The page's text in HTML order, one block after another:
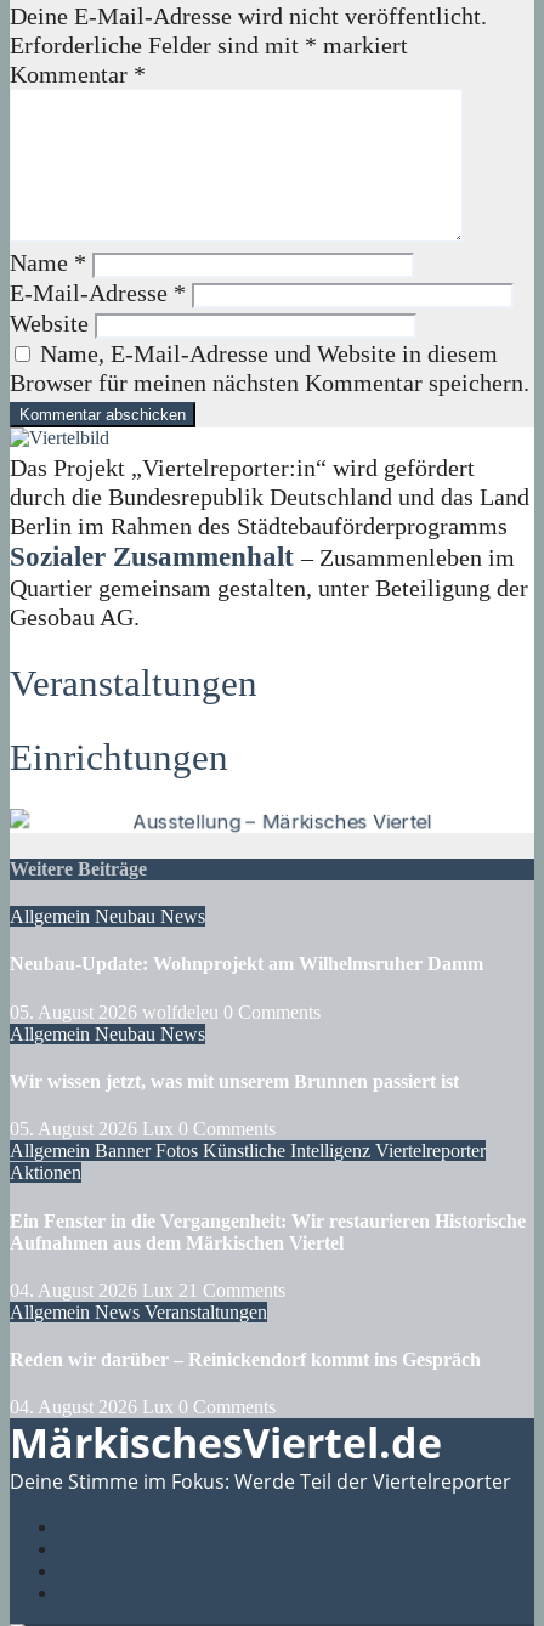
Deine E-Mail-Adresse wird nicht veröffentlicht.
Erforderliche Felder sind mit * markiert
Kommentar *
Name *
E-Mail-Adresse *
Website
Name, E-Mail-Adresse und Website in diesem
Browser für meinen nächsten Kommentar speichern.
Das Projekt „Viertelreporter:in“ wird gefördert
durch die Bundesrepublik Deutschland und das Land
Berlin im Rahmen des Städtebauförderprogramms
Sozialer Zusammenhalt – Zusammenleben im
Quartier gemeinsam gestalten, unter Beteiligung der
Gesobau AG.
Veranstaltungen
Einrichtungen
Weitere Beiträge
Allgemein Neubau News
Neubau-Update: Wohnprojekt am Wilhelmsruher Damm
05. August 2026 wolfdeleu 0 Comments
Allgemein Neubau News
Wir wissen jetzt, was mit unserem Brunnen passiert ist
05. August 2026 Lux 0 Comments
Allgemein BannerFotos Künstliche Intelligenz Viertelreporter
Aktionen
Ein Fenster in die Vergangenheit: Wir restaurieren Historische
Aufnahmen aus dem Märkischen Viertel
04. August 2026 Lux 21 Comments
Allgemein News Veranstaltungen
Reden wir darüber – Reinickendorf kommt ins Gespräch
04. August 2026 Lux 0 Comments
MärkischesViertel.de
Deine Stimme im Fokus: Werde Teil der Viertelreporter